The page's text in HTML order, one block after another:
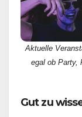
Aktuelle
egal ob Party,
Gut zu